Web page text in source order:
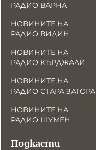
РАДИО ВАРНА
НОВИНИТЕ НА
РАДИО ВИДИН
НОВИНИТЕ НА
РАДИО КЪРДЖАЛИ
НОВИНИТЕ НА
РАДИО СТАРА ЗАГОРА
НОВИНИТЕ НА
РАДИО ШУМЕН
Подкасти